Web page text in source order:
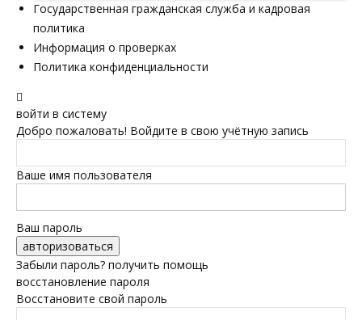
Государственная гражданская служба и кадровая
политика
Информация о проверках
Политика конфиденциальности
войти в систему
Добро пожаловать! Войдите в свою учётную запись
Ваше имя пользователя
Ваш пароль
Забыли пароль? получить помощь
восстановление пароля
Восстановите свой пароль